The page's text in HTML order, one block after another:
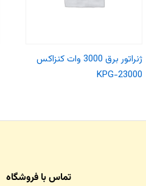
ژنراتور برق 3000 وات کنزاکس
KPG-23000
تماس با فروشگاه